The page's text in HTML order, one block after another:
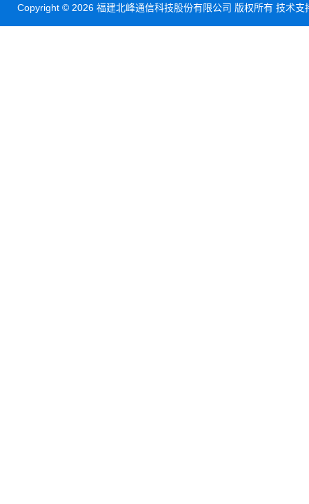
Copyright © 2026 福建北峰通信科技股份有限公司 版权所有 技术支